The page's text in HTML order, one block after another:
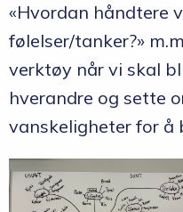
«Hvordan håndtere
følelser/tanker?»
verktøy når vi skal
hverandre og sette
vanskeligheter for å